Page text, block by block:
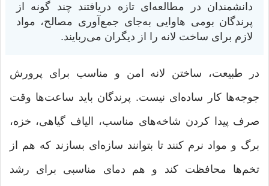
دانشمندان در مطالعه‌ای تازه دریافتند چند گونه از
پرندگان بومی هاوایی به‌جای جمع‌آوری مصالح، مواد
لازم برای ساخت لانه را از دیگران می‌ربایند.
در طبیعت، ساختن لانه امن و مناسب برای پرورش
جوجه‌ها کار ساده‌ای نیست. پرندگان باید ساعت‌ها وقت
صرف پیدا کردن شاخه‌های مناسب، الیاف گیاهی، خزه،
برگ و مواد نرم کنند تا بتوانند سازه‌ای بسازند که هم از
تخم‌ها محافظت کند و هم دمای مناسبی برای رشد